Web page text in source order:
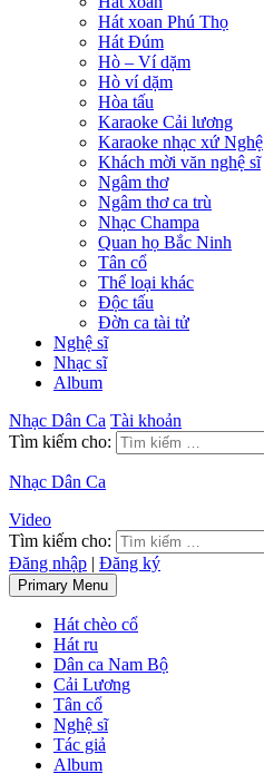
Hát xoan Phú Thọ
Hát Đúm
Hò – Ví dặm
Hò ví dặm
Hòa tấu
Karaoke Cải lương
Karaoke nhạc xứ Nghệ
Khách mời văn nghệ sĩ
Ngâm thơ
Ngâm thơ ca trù
Nhạc Champa
Quan họ Bắc Ninh
Tân cổ
Thể loại khác
Độc tấu
Đờn ca tài tử
Nghệ sĩ
Nhạc sĩ
Album
Nhạc Dân Ca Tài khoản
Tìm kiếm cho:
Nhạc Dân Ca
Video
Tìm kiếm cho:
Đăng nhập | Đăng ký
Primary Menu
Hát chèo cổ
Hát ru
Dân ca Nam Bộ
Cải Lương
Tân cổ
Nghệ sĩ
Tác giả
Album